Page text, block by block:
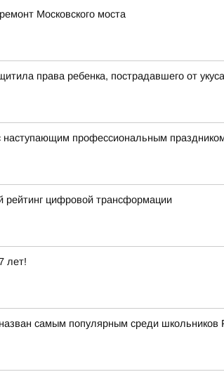
Московского моста
права ребенка, пострадавшего от
профессиональным
рейтинг цифровой трансформации
лет!
самым популярным среди школьников